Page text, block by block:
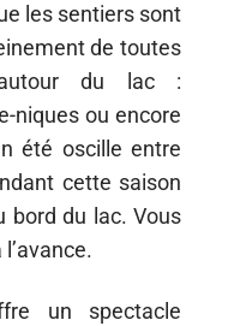
les sentiers sont
de toutes
du lac :
niques ou encore
été oscille entre
cette saison
bord du lac. Vous
un spectacle